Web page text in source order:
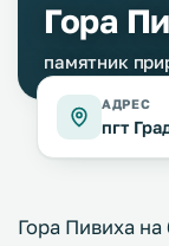
Гора
памятник
АДРЕС
пгт
Гора Пивиха